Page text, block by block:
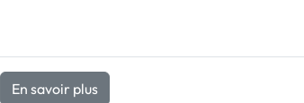
En savoir plus